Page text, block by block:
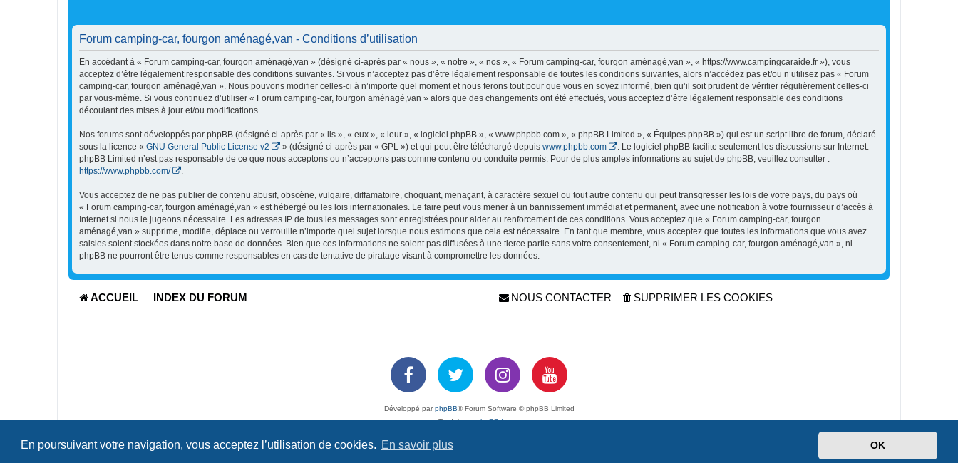
En poursuivant votre navigation, vous acceptez l’utilisation de cookies. En savoir plus OK
Forum camping-car, fourgon aménagé,van - Conditions d’utilisation
En accédant à « Forum camping-car, fourgon aménagé,van » (désigné ci-après par « nous », « notre », « nos », « Forum camping-car, fourgon aménagé,van », « https://www.campingcaraide.fr »), vous
acceptez d’être légalement responsable des conditions suivantes. Si vous n’acceptez pas d’être légalement responsable de toutes les conditions suivantes, alors n’accédez pas et/ou n’utilisez pas « Forum
camping-car, fourgon aménagé,van ». Nous pouvons modifier celles-ci à n’importe quel moment et nous ferons tout pour que vous en soyez informé, bien qu’il soit prudent de vérifier régulièrement celles-ci
par vous-même. Si vous continuez d’utiliser « Forum camping-car, fourgon aménagé,van » alors que des changements ont été effectués, vous acceptez d’être légalement responsable des conditions
découlant des mises à jour et/ou modifications.
Nos forums sont développés par phpBB (désigné ci-après par « ils », « eux », « leur », « logiciel phpBB », « www.phpbb.com », « phpBB Limited », « Équipes phpBB ») qui est un script libre de forum, déclaré
sous la licence « GNU General Public License v2 » (désigné ci-après par « GPL ») et qui peut être téléchargé depuis www.phpbb.com
. Le logiciel phpBB facilite seulement les discussions sur Internet.
phpBB Limited n’est pas responsable de ce que nous acceptons ou n’acceptons pas comme contenu ou conduite permis. Pour de plus amples informations au sujet de phpBB, veuillez consulter :
https://www.phpbb.com/
.
Vous acceptez de ne pas publier de contenu abusif, obscène, vulgaire, diffamatoire, choquant, menaçant, à caractère sexuel ou tout autre contenu qui peut transgresser les lois de votre pays, du pays où
« Forum camping-car, fourgon aménagé,van » est hébergé ou les lois internationales. Le faire peut vous mener à un bannissement immédiat et permanent, avec une notification à votre fournisseur d’accès à
Internet si nous le jugeons nécessaire. Les adresses IP de tous les messages sont enregistrées pour aider au renforcement de ces conditions. Vous acceptez que « Forum camping-car, fourgon
aménagé,van » supprime, modifie, déplace ou verrouille n’importe quel sujet lorsque nous estimons que cela est nécessaire. En tant que membre, vous acceptez que toutes les informations que vous avez
saisies soient stockées dans notre base de données. Bien que ces informations ne soient pas diffusées à une tierce partie sans votre consentement, ni « Forum camping-car, fourgon aménagé,van », ni
phpBB ne pourront être tenus comme responsables en cas de tentative de piratage visant à compromettre les données.
ACCUEIL INDEX DU FORUM SUPPRIMER LES COOKIES
NOUS CONTACTER
Développé parphpBB® Forum Software © phpBB Limited
Traduit parphpBB-fr.com